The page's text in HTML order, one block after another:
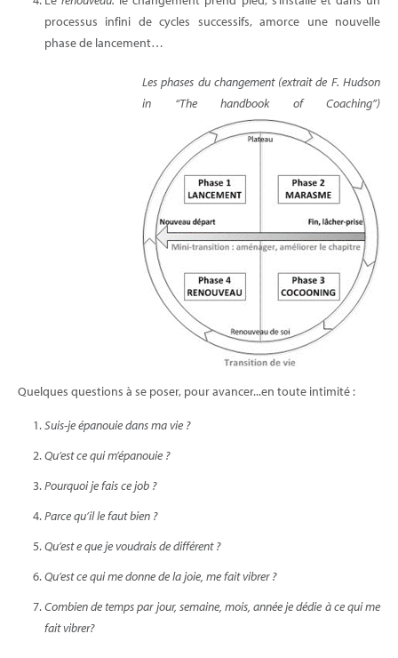
processus infini de cycles successifs, amorce une nouvelle
phase de lancement…
Les phases du changement (extrait de F. Hudson
in “The handbook of Coaching”)
Quelques questions à se poser, pour avancer...en toute intimité :
Suis-je épanouie dans ma vie ?
Qu’est ce qui m’épanouie ?
Pourquoi je fais ce job ?
Parce qu’il le faut bien ?
Qu’est e que je voudrais de différent ?
Qu’est ce qui me donne de la joie, me fait vibrer ?
Combien de temps par jour, semaine, mois, année je dédie à ce qui me
fait vibrer?